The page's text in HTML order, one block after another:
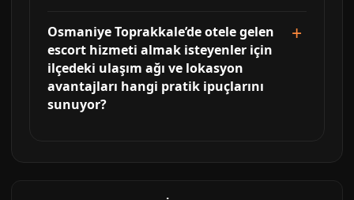
Osmaniye Toprakkale’de otele gelen
escort hizmeti almak isteyenler için
ilçedeki ulaşım ağı ve lokasyon
avantajları hangi pratik ipuçlarını
sunuyor?